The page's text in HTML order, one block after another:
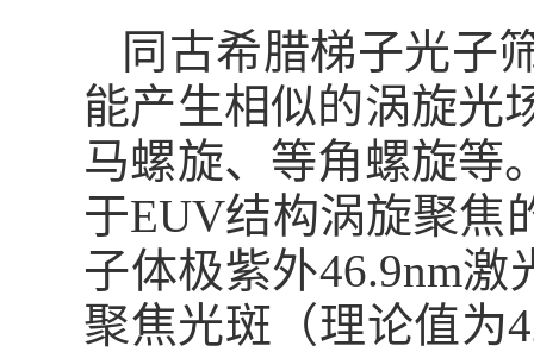
同古希腊梯子光子
能产生相似的涡旋光
马螺旋、等角螺旋等
于EUV结构涡旋聚焦
子体极紫外46.9nm激
聚焦光斑 （理论值为